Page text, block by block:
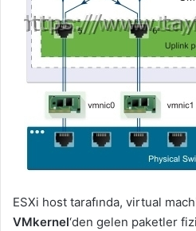
ESXi host tarafında, virtual
VMkernel‘den gelen paketler